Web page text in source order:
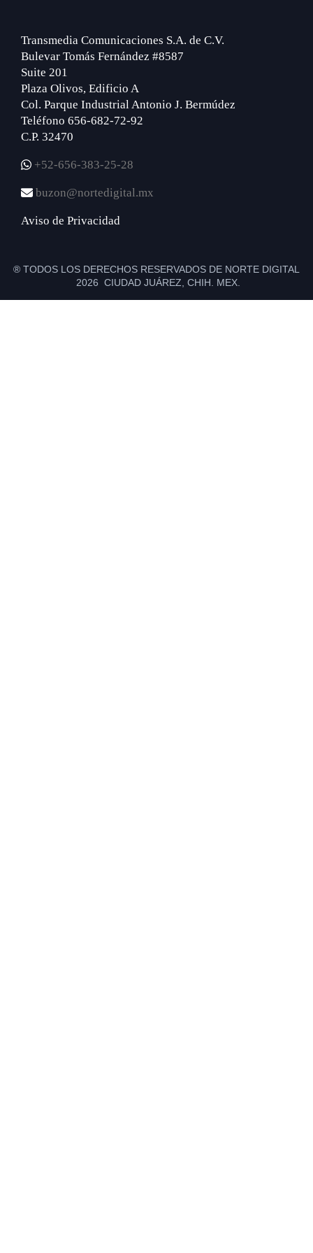
Transmedia Comunicaciones S.A. de C.V.
Bulevar Tomás Fernández #8587
Suite 201
Plaza Olivos, Edificio A
Col. Parque Industrial Antonio J. Bermúdez
Teléfono 656-682-72-92
C.P. 32470
+52-656-383-25-28
buzon@nortedigital.mx
Aviso de Privacidad
® TODOS LOS DERECHOS RESERVADOS DE NORTE DIGITAL
2026 CIUDAD JUÁREZ, CHIH. MEX.